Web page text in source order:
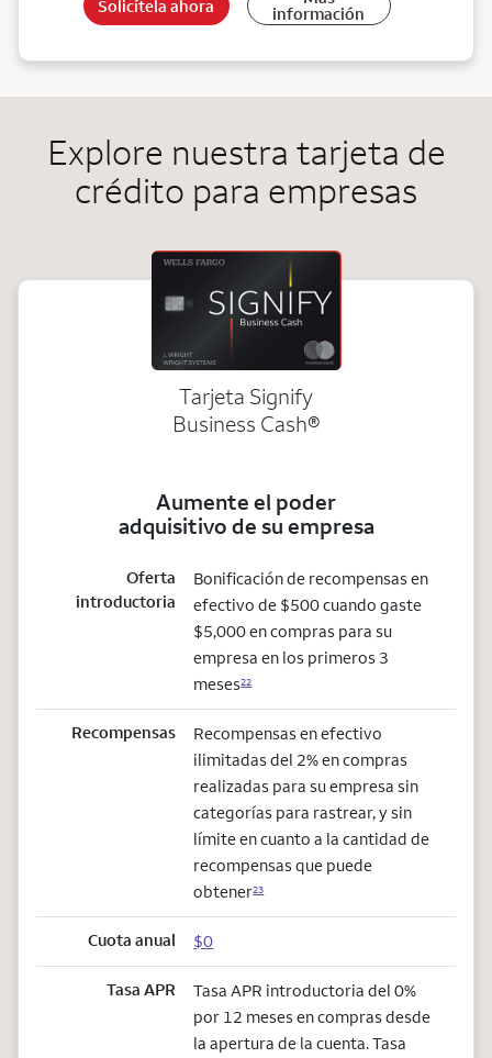
Solicítela ahora información
Explore nuestra tarjeta de
crédito para empresas
Tarjeta Signify
Business Cash®
Aumente el poder
adquisitivo de su empresa
Oferta
introductoria
Bonificación de recompensas en
efectivo de $500 cuando gaste
$5,000 en compras para su
empresa en los primeros 3
meses22
Recompensas
Recompensas en efectivo
ilimitadas del 2% en compras
realizadas para su empresa sin
categorías para rastrear, y sin
límite en cuanto a la cantidad de
recompensas que puede
obtener23
Cuota anual $0
Tasa APR
Tasa APR introductoria del 0%
por 12 meses en compras desde
la apertura de la cuenta. Tasa